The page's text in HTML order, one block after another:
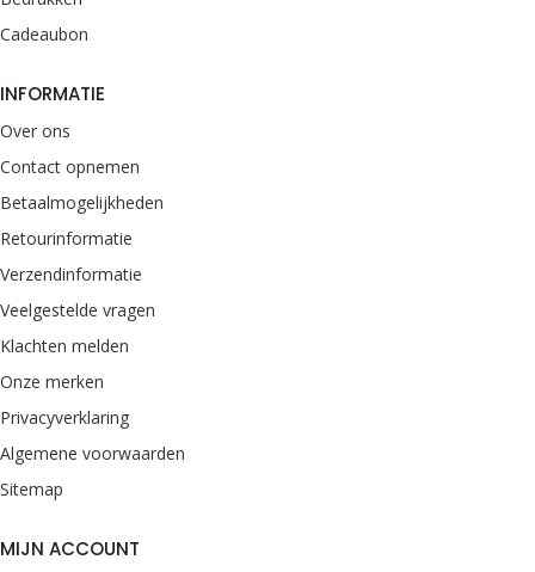
Cadeaubon
INFORMATIE
Over ons
Contact opnemen
Betaalmogelijkheden
Retourinformatie
Verzendinformatie
Veelgestelde vragen
Klachten melden
Onze merken
Privacyverklaring
Algemene voorwaarden
Sitemap
MIJN ACCOUNT